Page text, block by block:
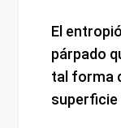
El
párpado
tal forma
superficie